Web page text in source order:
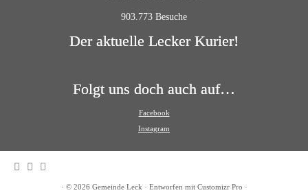
903.773 Besuche
Der aktuelle Lecker Kurier!
Folgt uns doch auch auf…
Facebook
Instagram
· © 2026 Gemeinde Leck · Entworfen mit Customizr Pro ·